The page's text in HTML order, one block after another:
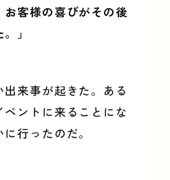
お客様の喜びがその後
」
来事が起きた。ある
ントに来ることにな
行ったのだ。